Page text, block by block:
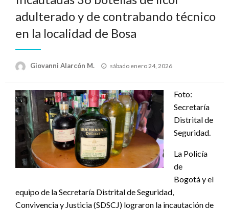
adulterado y de contrabando técnico
en la localidad de Bosa
Giovanni Alarcón M.
Publicado
sábado enero 24, 2026
Foto:
Secretaría
Distrital de
Seguridad.
La Policía
de
Bogotá y el
equipo de la Secretaría Distrital de Seguridad,
Convivencia y Justicia (SDSCJ) lograron la incautación de